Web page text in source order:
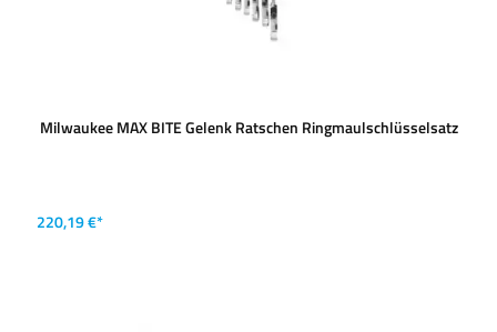
Milwaukee MAX BITE Gelenk Ratschen Ringmaulschlüsselsatz
220,19 €*